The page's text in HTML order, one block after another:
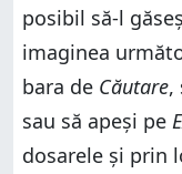
posibil să-l
imaginea
bara de Căutare,
sau să apeși pe
dosarele și prin